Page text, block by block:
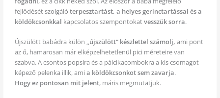
fejlődését szolgáló terpesztartást, a helyes gerinctartással és a
köldökcsonkkal kapcsolatos szempontokatvesszük sorra.
Újszülött babádra külön „újszülött” készlettel számolj, ami pont
az ő, hamarosan már elképzelhetetlenül pici méreteire van
szabva. A csontos popsira és a pálcikacombokra a kis csomagot
képező pelenka illik, ami a köldökcsonkot sem zavarja.
Hogy ez pontosan mit jelent, máris megmutatjuk.